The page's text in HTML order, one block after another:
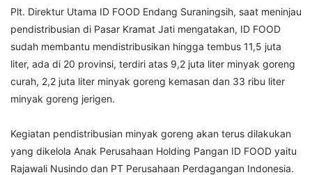
Plt. Direktur Utama ID FOOD Endang Suraningsih, saat meninjau
pendistribusian di Pasar Kramat Jati mengatakan, ID FOOD
sudah membantu mendistribusikan hingga tembus 11,5 juta
liter, ada di 20 provinsi, terdiri atas 9,2 juta liter minyak goreng
curah, 2,2 juta liter minyak goreng kemasan dan 33 ribu liter
minyak goreng jerigen.
Kegiatan pendistribusian minyak goreng akan terus dilakukan
yang dikelola Anak Perusahaan Holding Pangan ID FOOD yaitu
Rajawali Nusindo dan PT Perusahaan Perdagangan Indonesia.